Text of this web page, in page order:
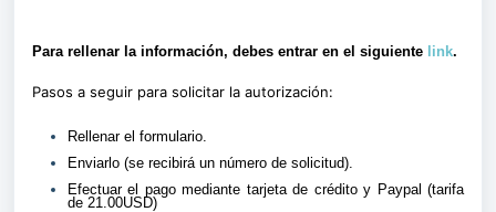
Para rellenar la información, debes entrar en el siguiente link.
Pasos a seguir para solicitar la autorización:
Rellenar el formulario.
Enviarlo (se recibirá un número de solicitud).
Efectuar el pago mediante tarjeta de crédito y Paypal (tarifa
de 21.00USD)